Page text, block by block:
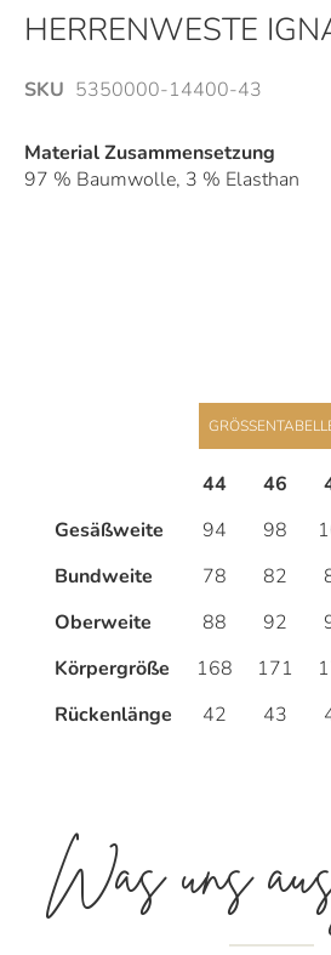
HERRENWESTE
SKU 5350000-14400-43
Material Zusammensetzung
97 % Baumwolle, 3 % Elasthan
Anfang
der
Bildergalerie
springen
44 46
Gesäßweite
94 98
Bundweite
78 82
Oberweite
88 92
Körpergröße
168 171
Rückenlänge
42 43
Was uns